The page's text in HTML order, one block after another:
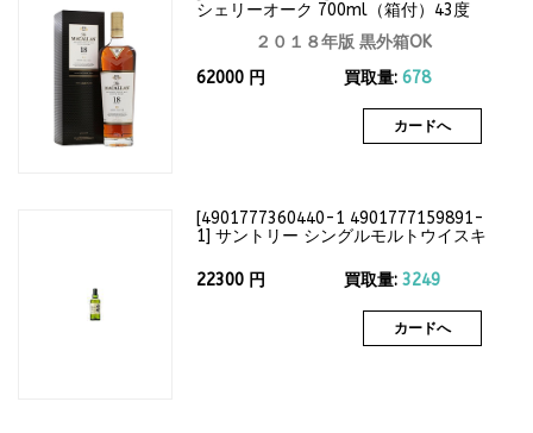
シェリーオーク 700ml（箱付）43度
２０１８年版 黒外箱OK
62000 円 買取量: 678
カードへ
[4901777360440-1 4901777159891-
1] サントリー シングルモルトウイスキ
22300 円 買取量: 3249
カードへ